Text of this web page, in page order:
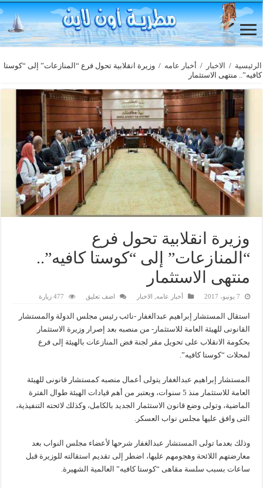
الرئيسية / الاخبار / أخبار عامه / وزيرة انقلابية تحول فرع “المنازعات” إلى “كوستا
كافيه”.. منتهى الاستثمار
وزيرة انقلابية تحول فرع
“المنازعات” إلى “كوستا كافيه”..
منتهى الاستثمار
7 يونيو، 2017 أخبار عامه الاخبار اضف تعليق 477 زيارة
استقال المستشار إبراهيم عبدالغفار -نائب رئيس مجلس الدولة والمستشار
القانونى للهيئة العامة للاستثمار- من منصبه بعد إصرار وزيرة الاستثمار
بحكومة الانقلاب على تحويل مقر لجنة فض المنازعات بالهيئة إلى فرع
لمحلات “كوستا كافيه”.
المستشار إبراهيم عبدالغفار يتولى أعمال منصبه كمستشار قانونى للهيئة
العامة للاستثمار منذ 5 سنوات، ويعتبر من أهم قيادات الهيئة طوال الفترة
الماضية، وتولى وضع قانون الاستثمار الجديد بالكامل، وكذلك لائحته التنفيذية،
التى وافق عليها مجلس نواب العسكر.
وذلك بعدما تولى المستشار عبدالغفار شرحها لأعضاء مجلس النواب بعد
معارضتهم اللائحة وهجومهم عليها، اضطر إلى تقديم استقالته للوزيرة قبل
ساعات بسبب سلسة مقاهى “كوستا كافيه” العالمية الشهيرة.